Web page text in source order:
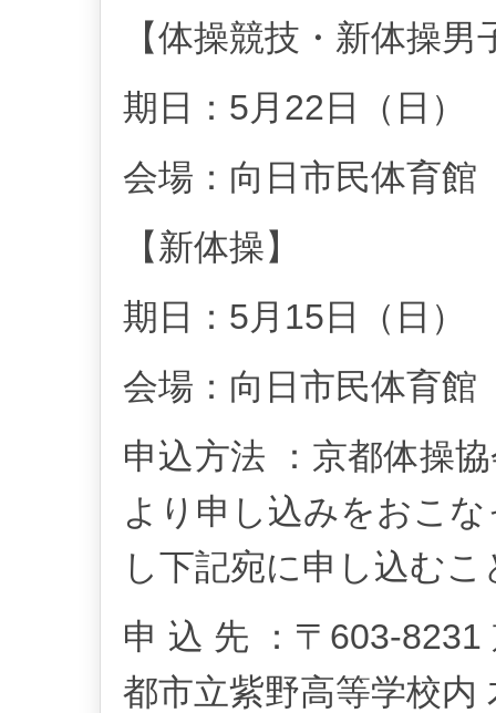
【体操競技・新体操男
期日：5月22日（日）
会場：向日市民体育館
【新体操】
期日：5月15日（日）
会場：向日市民体育館
申込方法 ：京都体操
より申し込みをおこ
し下記宛に申し込むこ
申 込 先 ：〒603-
都市立紫野高等学校内